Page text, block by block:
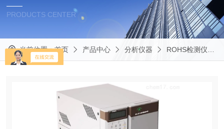
PRODUCTS CENTER
当前位置：首页 产品中心 分析仪器 ROHS检测仪器